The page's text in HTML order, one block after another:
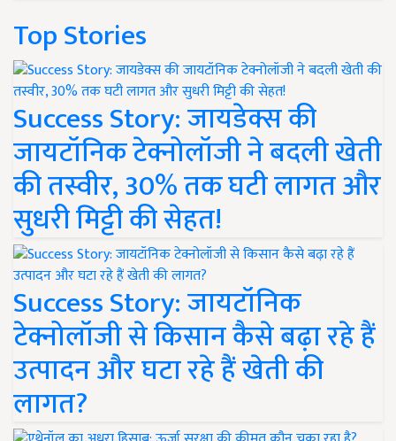
Top Stories
Success Story: जायडेक्स की
जायटॉनिक टेक्नोलॉजी ने बदली खेती
की तस्वीर, 30% तक घटी लागत और
सुधरी मिट्टी की सेहत!
Success Story: जायटॉनिक
टेक्नोलॉजी से किसान कैसे बढ़ा रहे हैं
उत्पादन और घटा रहे हैं खेती की
लागत?